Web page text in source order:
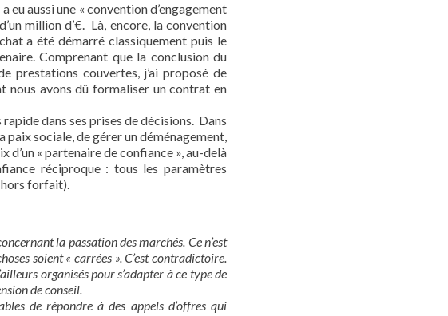
eu aussi une « convention d’engagement
million d’€. Là, encore, la convention
a été démarré classiquement puis le
Comprenant que la conclusion du
prestations couvertes, j’ai proposé de
nous avons dû formaliser un contrat en
dans ses prises de décisions. Dans
paix sociale, de gérer un déménagement,
« partenaire de confiance », au-delà
réciproque : tous les paramètres
hors forfait).
la passation des marchés. Ce n’est
soient « carrées ». C’est contradictoire.
organisés pour s’adapter à ce type de
de conseil.
de répondre à des appels d’offres qui